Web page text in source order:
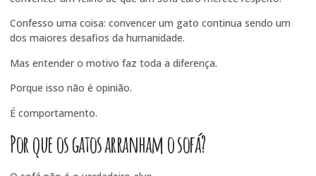
Confesso uma coisa: convencer um gato continua sendo um
dos maiores desafios da humanidade.
Mas entender o motivo faz toda a diferença.
Porque isso não é opinião.
É comportamento.
Por que os gatos arranham o sofá?